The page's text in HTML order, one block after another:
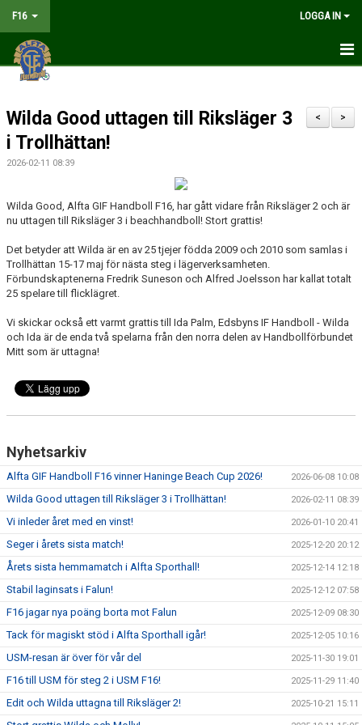
F16 LOGGA IN
HEM
NYHETER
MATCHER
TRUPPEN
DOKUMENT
KONTAKT
LIVESÄNDNING
>
<
Wilda Good uttagen till Riksläger 3
i Trollhättan!
2026-02-11 08:39
Wilda Good, Alfta GIF Handboll F16, har gått vidare från Riksläger 2 och är
nu uttagen till Riksläger 3 i beachhandboll! Stort grattis!
Det betyder att Wilda är en av 25 tjejer födda 2009 och 2010 som samlas i
Trollhättan 15-17 maj för nästa steg i lägerverksamheten.
Förbundskaptenerna Fredrik Suneson och Alfred Joelsson har kallat totalt
25 spelare till flicklägret.
Vi skickar också ett varmt grattis till Ida Palm, Edsbyns IF Handboll
- Wilda
och Ida är de enda två spelarna från den norra delen av Handbollförbundet
Mitt som är uttagna!
Nyhetsarkiv
Alfta GIF Handboll F16 vinner Haninge Beach Cup 2026! 2026-06-08 10:08
Wilda Good uttagen till Riksläger 3 i Trollhättan! 2026-02-11 08:39
Vi inleder året med en vinst! 2026-01-10 20:41
Seger i årets sista match! 2025-12-20 20:12
Årets sista hemmamatch i Alfta Sporthall! 2025-12-14 12:18
Stabil laginsats i Falun! 2025-12-12 07:58
F16 jagar nya poäng borta mot Falun 2025-12-09 08:30
Tack för magiskt stöd i Alfta Sporthall igår! 2025-12-05 10:16
USM-resan är över för vår del 2025-11-30 19:01
F16 till USM för steg 2 i USM F16! 2025-11-29 11:40
Edit och Wilda uttagna till Riksläger 2! 2025-10-21 15:11